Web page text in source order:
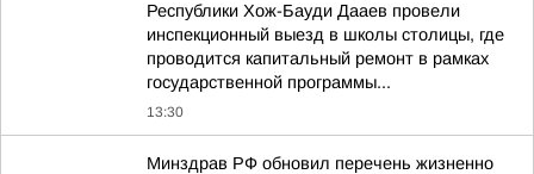
Республики Хож-Бауди Дааев провели
инспекционный выезд в школы столицы, где
проводится капитальный ремонт в рамках
государственной программы...
13:30
Минздрав РФ обновил перечень жизненно